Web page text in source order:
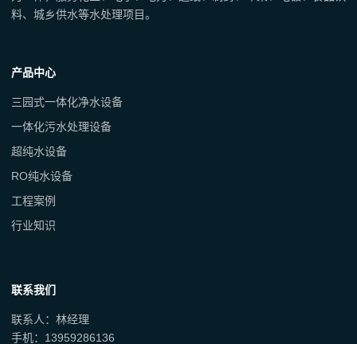
料、城乡供水等水处理项目。
产品中心
三园式一体化净水设备
一体化污水处理设备
超纯水设备
RO纯水设备
工程案例
行业知识
联系我们
联系人：林经理
手机：13959286136